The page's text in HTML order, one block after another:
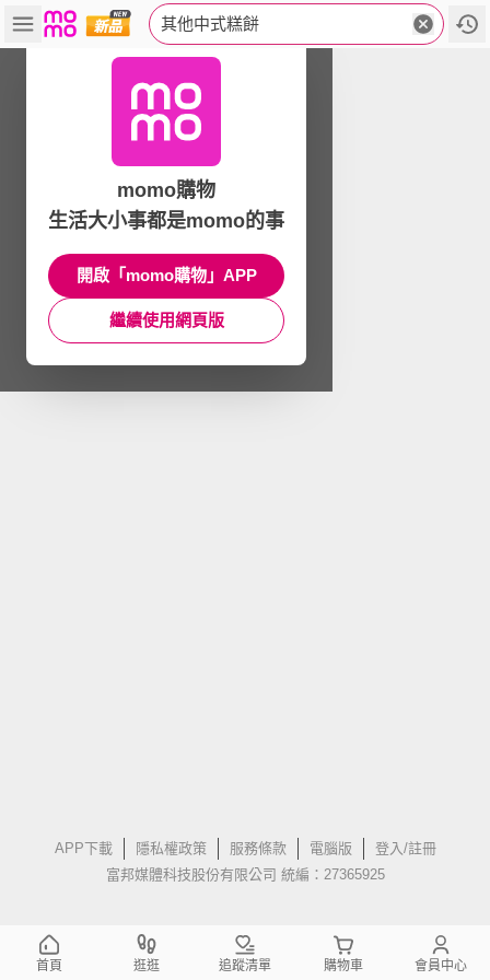
其他中式糕餅
APP下載 隱私權政策 服務條款 電腦版
登入/註冊
富邦媒體科技股份有限公司 統編：27365925
momo購物
生活大小事都是momo的事
開啟「momo購物」APP
繼續使用網頁版
首頁 逛逛 追蹤清單 購物車 會員中心